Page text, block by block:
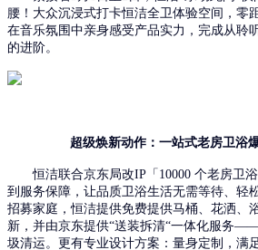
腰！大众沉浸式打卡恒洁全卫体验空间，零
在音乐氛围中亲身感受产品实力，完成从聆
的进阶。
超级焕新动作 ： 一站式老房卫浴
恒洁联合京东局改IP 「 10000 个老房卫
到服务保障 ， 让品质卫浴生活无需等待、轻
招募家庭，恒洁提供免费提供马桶、花洒、
新，并由京东提供“送装拆清“一体化服务——
圾清运。更有专业设计方案：量身定制，满